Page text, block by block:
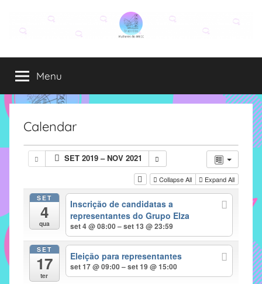
conteúdo
Grupo
Elza
Elza
é
formado
alunas,
funcionárias
IMECC
como
atribuição
implementar
Menu
Calendar
SET 2019 – NOV 2021
Collapse All Expand All
SET
4
qua
Inscrição de candidatas a
representantes do Grupo Elza
set 4 @ 08:00 – set 13 @ 23:59
SET
17
ter
Eleição para representantes
set 17 @ 09:00 – set 19 @ 15:00